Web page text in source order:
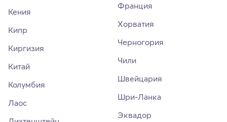
Кения
Кипр
Киргизия
Китай
Колумбия
Лаос
Франция
Хорватия
Черногория
Чили
Швейцария
Шри-Ланка
Эквадор